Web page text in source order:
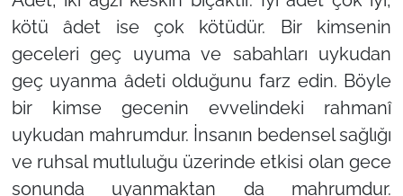
kötü âdet ise çok kötüdür. Bir kimsenin
geceleri geç uyuma ve sabahları uykudan
geç uyanma âdeti olduğunu farz edin. Böyle
bir kimse gecenin evvelindeki rahmanî
uykudan mahrumdur. İnsanın bedensel sağlığı
ve ruhsal mutluluğu üzerinde etkisi olan gece
sonunda uyanmaktan da mahrumdur.